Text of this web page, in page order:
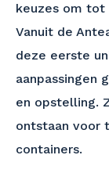
keuzes om tot
Vanuit de
deze eerste
aanpassingen
en opstelling.
ontstaan voor
containers.